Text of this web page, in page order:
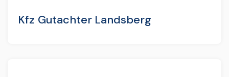
Kfz Gutachter Landsberg